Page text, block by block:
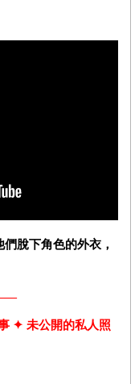
脫下角色的外衣，
——
✦ 未公開的私人照